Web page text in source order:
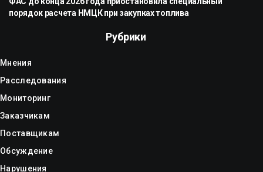
порядок расчета НМЦК при закупках топлива
Рубрики
Мнения
Расследования
Мониторинг
Заказчикам
Поставщикам
Обсуждение
Нарушения